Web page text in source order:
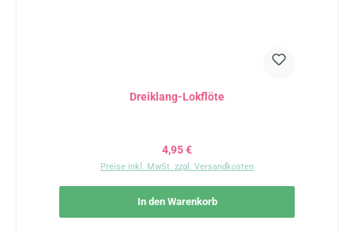
Dreiklang-Lokflöte
Regulärer Preis:
4,95 €
Preise inkl. MwSt. zzgl. Versandkosten
In den Warenkorb